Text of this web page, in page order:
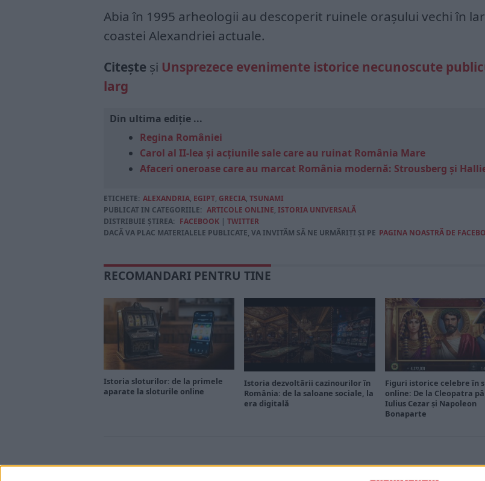
Abia în 1995 arheologii au descoperit ruinele orașului vechi în
coastei Alexandriei actuale.
Citește și Unsprezece evenimente istorice necunoscute
larg
Din ultima ediție ...
Regina României
Carol al II-lea și acțiunile sale care au ruinat România Mare
Afaceri oneroase care au marcat România modernă: Strousberg și
ETICHETE: ALEXANDRIA, EGIPT, GRECIA, TSUNAMI
PUBLICAT IN CATEGORIILE: ARTICOLE ONLINE, ISTORIA UNIVERSALĂ
DISTRIBUIE ȘTIREA: FACEBOOK | TWITTER
DACĂ VA PLAC MATERIALELE PUBLICATE, VA INVITĂM SĂ NE URMĂRIȚI ȘI PE PAGINA NOASTRĂ DE
RECOMANDARI PENTRU TINE
Istoria sloturilor: de la primele
aparate la sloturile online
Istoria dezvoltării cazinourilor în
România: de la saloane sociale, la
era digitală
Figuri istorice celebre în
online: De la Cleopatra
Iulius Cezar și Napoleon
Bonaparte